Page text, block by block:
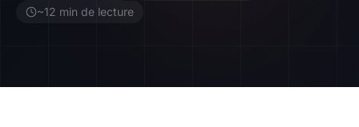
~12 min de lecture